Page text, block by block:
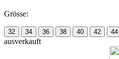
Grösse:
32 34 36 38 40 42 44
ausverkauft